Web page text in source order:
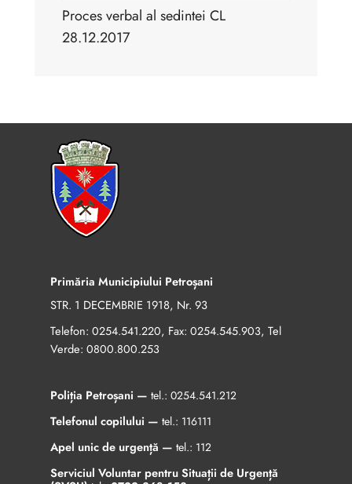
Proces verbal al sedintei CL
28.12.2017
Primăria Municipiului Petroșani
STR. 1 DECEMBRIE 1918, Nr. 93
Telefon: 0254.541.220, Fax: 0254.545.903, Tel
Verde: 0800.800.253
Poliția Petroșani — tel.: 0254.541.212
Telefonul copilului — tel.: 116111
Apel unic de urgență — tel.: 112
Serviciul Voluntar pentru Situații de Urgență